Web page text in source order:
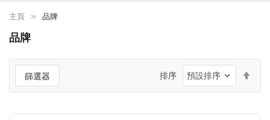
主頁 品牌
品牌
篩選器 排序
降